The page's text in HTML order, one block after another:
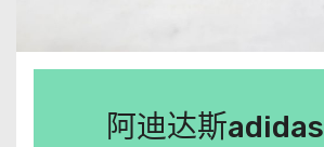
阿迪达斯adidas